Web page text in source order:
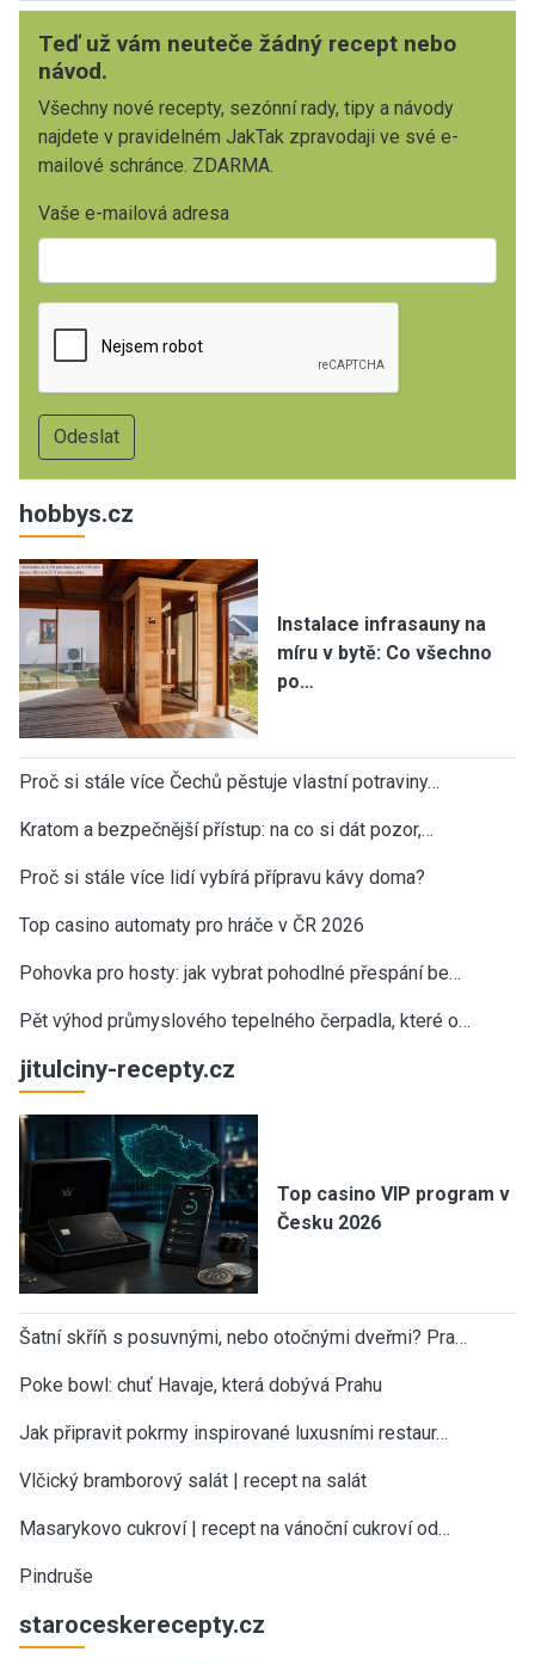
Teď už vám neuteče žádný recept nebo
návod.
Všechny nové recepty, sezónní rady, tipy a návody
najdete v pravidelném JakTak zpravodaji ve své e-
mailové schránce. ZDARMA.
Vaše e-mailová adresa
hobbys.cz
Instalace infrasauny na
míru v bytě: Co všechno
po…
Proč si stále více Čechů pěstuje vlastní potraviny…
Kratom a bezpečnější přístup: na co si dát pozor,…
Proč si stále více lidí vybírá přípravu kávy doma?
Top casino automaty pro hráče v ČR 2026
Pohovka pro hosty: jak vybrat pohodlné přespání be…
Pět výhod průmyslového tepelného čerpadla, které o…
jitulciny-recepty.cz
Top casino VIP program v
Česku 2026
Šatní skříň s posuvnými, nebo otočnými dveřmi? Pra…
Poke bowl: chuť Havaje, která dobývá Prahu
Jak připravit pokrmy inspirované luxusními restaur…
Vlčický bramborový salát | recept na salát
Masarykovo cukroví | recept na vánoční cukroví od…
Pindruše
staroceskerecepty.cz